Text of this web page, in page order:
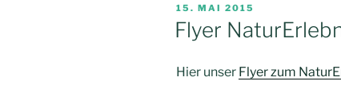
VERÖFFENTLICHT
AM
15. MAI 2015
Flyer
Hier unser Flyer zum